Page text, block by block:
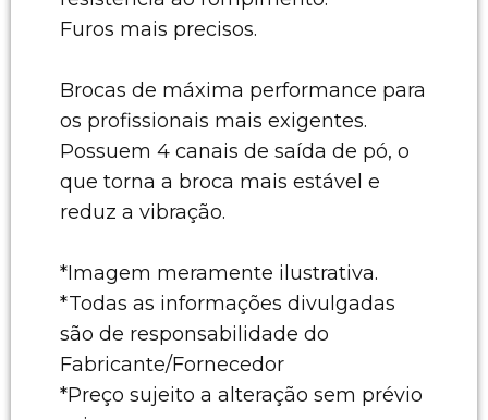
Furos mais precisos.
Brocas de máxima performance para
os profissionais mais exigentes.
Possuem 4 canais de saída de pó, o
que torna a broca mais estável e
reduz a vibração.
*Imagem meramente ilustrativa.
*Todas as informações divulgadas
são de responsabilidade do
Fabricante/Fornecedor
*Preço sujeito a alteração sem prévio